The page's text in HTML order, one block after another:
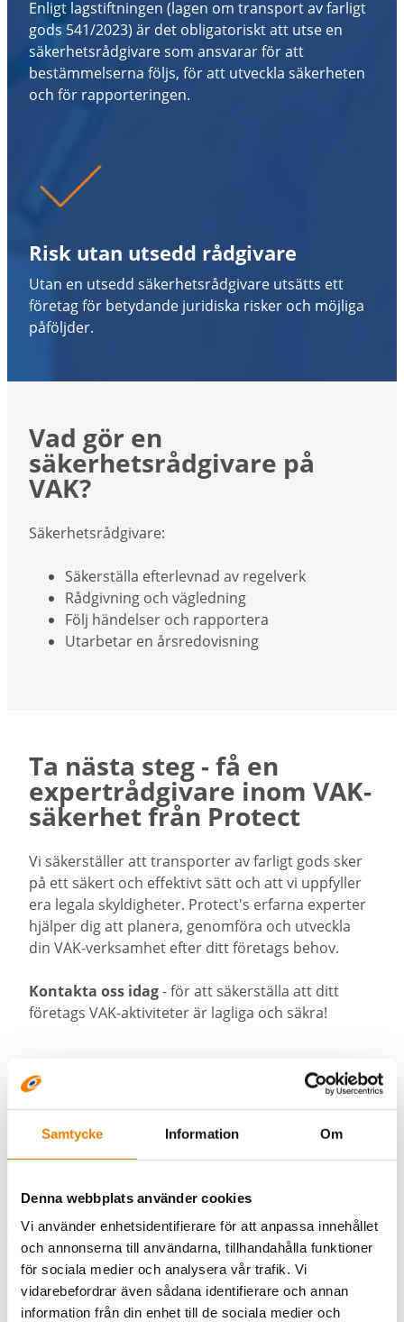
Samtycke Information Om
Denna webbplats använder cookies
Vi använder enhetsidentifierare för att anpassa innehållet
och annonserna till användarna, tillhandahålla funktioner
för sociala medier och analysera vår trafik. Vi
vidarebefordrar även sådana identifierare och annan
information från din enhet till de sociala medier och
Enligt lagstiftningen (lagen om transport av farligt
gods 541/2023) är det obligatoriskt att utse en
säkerhetsrådgivare som ansvarar för att
bestämmelserna följs, för att utveckla säkerheten
och för rapporteringen.
Risk utan utsedd rådgivare
Utan en utsedd säkerhetsrådgivare utsätts ett
företag för betydande juridiska risker och möjliga
påföljder.
Vad gör en
säkerhetsrådgivare på
VAK?
Säkerhetsrådgivare:
Säkerställa efterlevnad av regelverk
Rådgivning och vägledning
Följ händelser och rapportera
Utarbetar en årsredovisning
Ta nästa steg - få en
expertrådgivare inom VAK-
säkerhet från Protect
Vi säkerställer att transporter av farligt gods sker
på ett säkert och effektivt sätt och att vi uppfyller
era legala skyldigheter. Protect's erfarna experter
hjälper dig att planera, genomföra och utveckla
din VAK-verksamhet efter ditt företags behov.
Kontakta oss idag- för att säkerställa att ditt
företags VAK-aktiviteter är lagliga och säkra!
Säkerställ att din
verksamhet bedrivs lagligt
och säkert med VAK